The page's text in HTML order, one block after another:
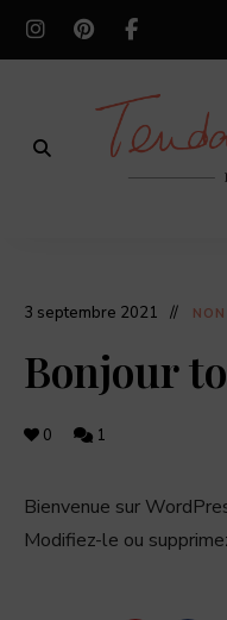
Food
dédié
la
gastronomie
et
la
où
recettes
originales,
les
dernières
3 septembre 2021
Bonjour
0 1
Bienvenue sur
Modifiez-le ou